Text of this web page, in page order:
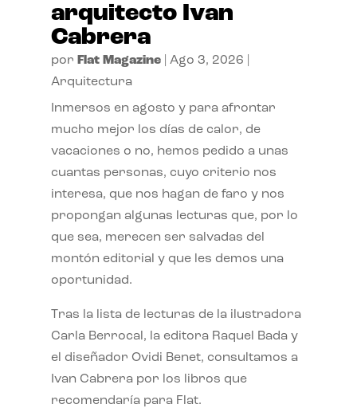
arquitecto Ivan
Cabrera
por Flat Magazine| Ago 3, 2026
Arquitectura
Inmersos en agosto y para afrontar
mucho mejor los días de calor, de
vacaciones o no, hemos pedido a unas
cuantas personas, cuyo criterio nos
interesa, que nos hagan de faro y nos
propongan algunas lecturas que, por lo
que sea, merecen ser salvadas del
montón editorial y que les demos una
oportunidad.
Tras la lista de lecturas de la ilustradora
Carla Berrocal, la editora Raquel Bada y
el diseñador Ovidi Benet, consultamos a
Ivan Cabrera por los libros que
recomendaría para Flat.